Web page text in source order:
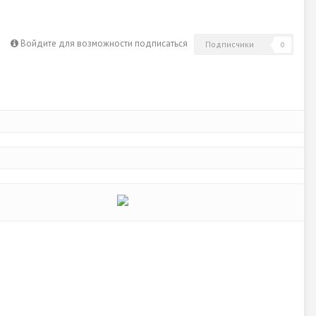
Войдите для возможности подписаться Подписчики 0